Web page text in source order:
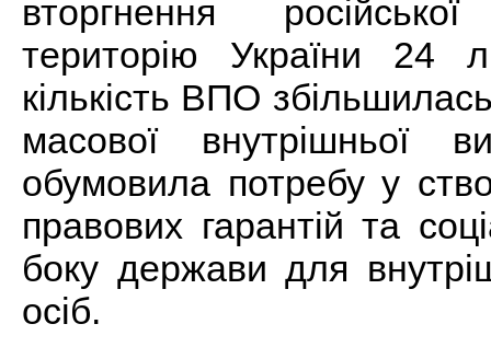
вторгнення
територію України 24
кількість ВПО
масової внутрішньої
обумовила потребу у
правових гарантій та
боку держави для
осіб.